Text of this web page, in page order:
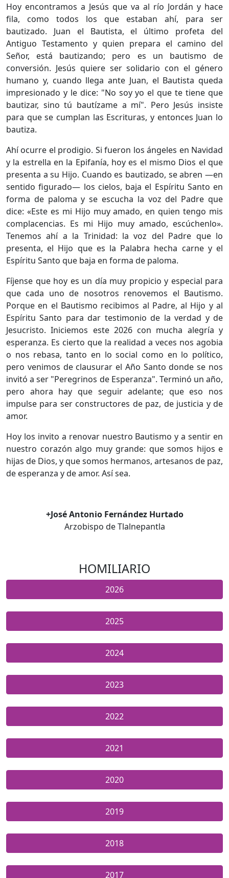
Hoy encontramos a Jesús que va al río Jordán y hace
fila, como todos los que estaban ahí, para ser
bautizado. Juan el Bautista, el último profeta del
Antiguo Testamento y quien prepara el camino del
Señor, está bautizando; pero es un bautismo de
conversión. Jesús quiere ser solidario con el género
humano y, cuando llega ante Juan, el Bautista queda
impresionado y le dice: "No soy yo el que te tiene que
bautizar, sino tú bautízame a mí". Pero Jesús insiste
para que se cumplan las Escrituras, y entonces Juan lo
bautiza.
Ahí ocurre el prodigio. Si fueron los ángeles en Navidad
y la estrella en la Epifanía, hoy es el mismo Dios el que
presenta a su Hijo. Cuando es bautizado, se abren —en
sentido figurado— los cielos, baja el Espíritu Santo en
forma de paloma y se escucha la voz del Padre que
dice: «Este es mi Hijo muy amado, en quien tengo mis
complacencias. Es mi Hijo muy amado, escúchenlo».
Tenemos ahí a la Trinidad: la voz del Padre que lo
presenta, el Hijo que es la Palabra hecha carne y el
Espíritu Santo que baja en forma de paloma.
Fíjense que hoy es un día muy propicio y especial para
que cada uno de nosotros renovemos el Bautismo.
Porque en el Bautismo recibimos al Padre, al Hijo y al
Espíritu Santo para dar testimonio de la verdad y de
Jesucristo. Iniciemos este 2026 con mucha alegría y
esperanza. Es cierto que la realidad a veces nos agobia
o nos rebasa, tanto en lo social como en lo político,
pero venimos de clausurar el Año Santo donde se nos
invitó a ser "Peregrinos de Esperanza". Terminó un año,
pero ahora hay que seguir adelante; que eso nos
impulse para ser constructores de paz, de justicia y de
amor.
Hoy los invito a renovar nuestro Bautismo y a sentir en
nuestro corazón algo muy grande: que somos hijos e
hijas de Dios, y que somos hermanos, artesanos de paz,
de esperanza y de amor. Así sea.
+José Antonio Fernández Hurtado
Arzobispo de Tlalnepantla
HOMILIARIO
2026
2025
2024
2023
2022
2021
2020
2019
2018
2017